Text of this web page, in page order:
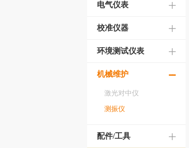
电气仪表
校准仪器
环境测试仪表
机械维护
激光对中仪
测振仪
配件/工具